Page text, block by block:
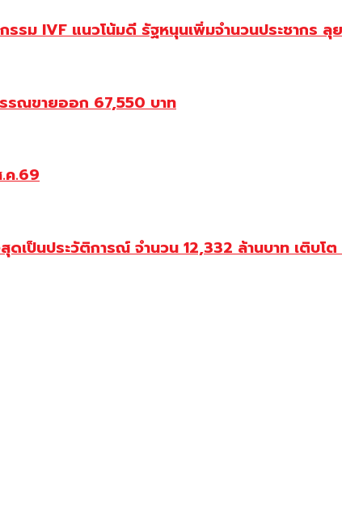
ม IVF แนวโน้มดี รัฐหนุนเพิ่มจำนวนประชากร ลุย
รณขายออก 67,550 บาท
ค.69
ป็นประวัติการณ์ จำนวน 12,332 ล้านบาท เติบโต